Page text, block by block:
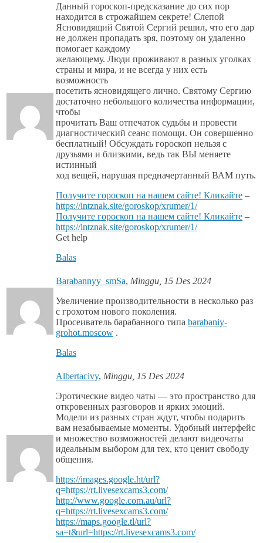
Данный гороскоп-предсказание до сих пор
находится в строжайшем секрете! Слепой
Ясновидящий Святой Сергий решил, что его дар
не должен пропадать зря, поэтому он удаленно
помогает каждому
желающему. Люди проживают в разных уголках
страны и мира, и не всегда у них есть
возможность
посетить ясновидящего лично. Святому Сергию
достаточно небольшого количества информации,
чтобы
прочитать Ваш отпечаток судьбы и провести
диагностический сеанс помощи. Он совершенно
бесплатный! Обсуждать гороскоп нельзя с
друзьями и близкими, ведь так ВЫ меняете
истинный
ход вещей, нарушая предначертанный ВАМ путь.
Получите гороскоп на нашем сайте! Кликайте –
https://intznak.site/goroskop/xrumer/1/
Получите гороскоп на нашем сайте! Кликайте –
https://intznak.site/goroskop/xrumer/1/
Get help
Balas
Barabannyy_smSa, Minggu, 15 Des 2024
Увеличение производительности в несколько раз
с грохотом нового поколения.
Просеиватель барабанного типа barabaniy-
grohot.moscow .
Balas
Albertacivy, Minggu, 15 Des 2024
Эротические видео чаты — это пространство для
откровенных разговоров и ярких эмоций.
Модели из разных стран ждут, чтобы подарить
вам незабываемые моменты. Удобный интерфейс
и множество возможностей делают видеочаты
идеальным выбором для тех, кто ценит свободу
общения.
https://images.google.ht/url?
q=https://rt.livesexcams3.com/
http://www.google.com.au/url?
q=https://rt.livesexcams3.com/
https://maps.google.tl/url?
sa=t&url=https://rt.livesexcams3.com/